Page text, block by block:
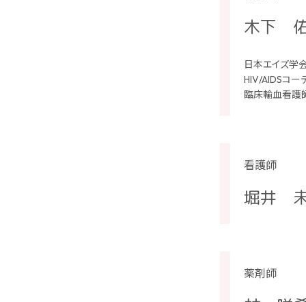
木下
日本エイズ学
HIV/AIDSコー
臨床輸血看護
看護師
堀井
薬剤師